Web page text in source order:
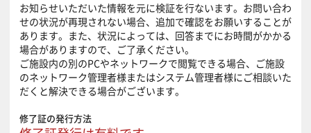
お知らせいただいた情報を元に検証を行ないます。お問い合わ
せの状況が再現されない場合、追加で確認をお願いすることが
あります。また、状況によっては、回答までにお時間がかかる
場合がありますので、ご了承ください。
ご施設内の別のPCやネットワークで閲覧できる場合、ご施設
のネットワーク管理者様またはシステム管理者様にご相談いた
だくと解決できる場合がございます。
修了証の発行方法